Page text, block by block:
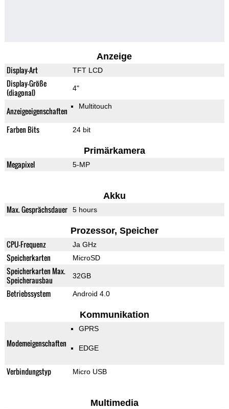
Anzeige
Display-Art TFT LCD
Display-Größe
(diagonal)
4"
Anzeigeeigenschaften Multitouch
Farben Bits 24 bit
Primärkamera
Megapixel 5-MP
Akku
Max. Gesprächsdauer 5 hours
Prozessor, Speicher
CPU-Frequenz Ja GHz
Speicherkarten MicroSD
Speicherkarten Max.
Speicherausbau
32GB
Betriebssystem Android 4.0
Kommunikation
Modemeigenschaften
GPRS
EDGE
Verbindungstyp Micro USB
Multimedia